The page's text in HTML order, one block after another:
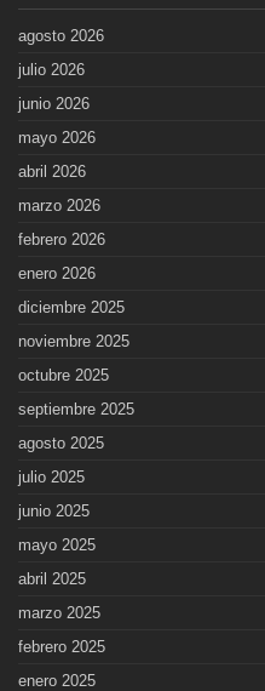
agosto 2026
julio 2026
junio 2026
mayo 2026
abril 2026
marzo 2026
febrero 2026
enero 2026
diciembre 2025
noviembre 2025
octubre 2025
septiembre 2025
agosto 2025
julio 2025
junio 2025
mayo 2025
abril 2025
marzo 2025
febrero 2025
enero 2025